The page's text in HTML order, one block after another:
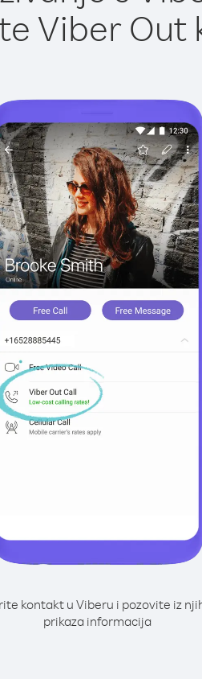
Viber Out
kontakt u Viberu i pozovite iz
prikaza informacija